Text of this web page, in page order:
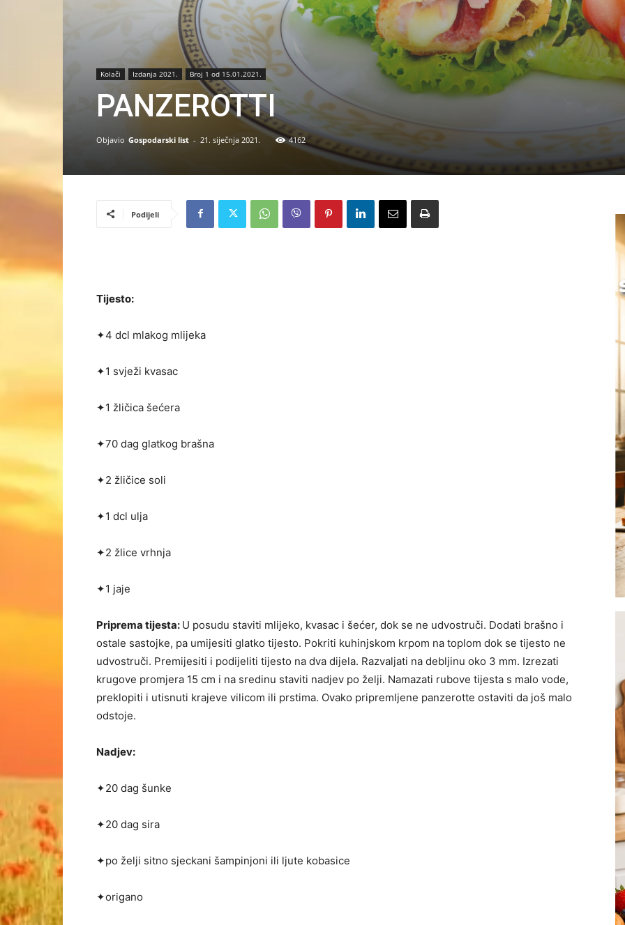
Kolači Izdanja 2021. Broj 1 od 15.01.2021.
PANZEROTTI
Objavio Gospodarski list - 21. siječnja 2021. 4162
Podijeli
Tijesto:
✦4 dcl mlakog mlijeka
✦1 svježi kvasac
✦1 žličica šećera
✦70 dag glatkog brašna
✦2 žličice soli
✦1 dcl ulja
✦2 žlice vrhnja
✦1 jaje
Priprema tijesta:U posudu staviti mlijeko, kvasac i šećer, dok se ne udvostruči. Dodati brašno i
ostale sastojke, pa umijesiti glatko tijesto. Pokriti kuhinjskom krpom na to­plom dok se tijesto ne
udvostruči. Premi­jesiti i podijeliti tijesto na dva dijela. Razva­ljati na debljinu oko 3 mm. Izrezati
krugove promjera 15 cm i na sredinu staviti nadjev po želji. Namazati rubove tijesta s malo vode,
preklopiti i utisnuti krajeve vilicom ili prstima. Ovako pripremljene panzerotte ostaviti da još malo
odstoje.
Nadjev:
✦20 dag šunke
✦20 dag sira
✦po želji sitno sjeckani šam­pinjoni ili ljute kobasice
✦origano